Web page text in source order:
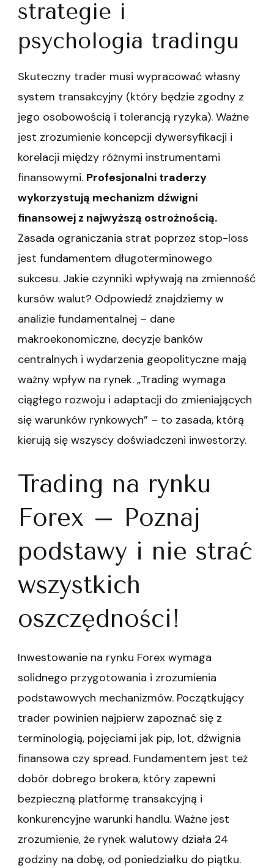
strategie i
psychologia tradingu
Skuteczny trader musi wypracować własny
system transakcyjny (który będzie zgodny z
jego osobowością i tolerancją ryzyka). Ważne
jest zrozumienie koncepcji dywersyfikacji i
korelacji między różnymi instrumentami
finansowymi. Profesjonalni traderzy
wykorzystują mechanizm dźwigni
finansowej z najwyższą ostrożnością.
Zasada ograniczania strat poprzez stop-loss
jest fundamentem długoterminowego
sukcesu. Jakie czynniki wpływają na zmienność
kursów walut? Odpowiedź znajdziemy w
analizie fundamentalnej – dane
makroekonomiczne, decyzje banków
centralnych i wydarzenia geopolityczne mają
ważny wpływ na rynek. „Trading wymaga
ciągłego rozwoju i adaptacji do zmieniających
się warunków rynkowych” – to zasada, którą
kierują się wszyscy doświadczeni inwestorzy.
Trading na rynku
Forex – Poznaj
podstawy i nie strać
wszystkich
oszczędności!
Inwestowanie na rynku Forex wymaga
solidnego przygotowania i zrozumienia
podstawowych mechanizmów. Początkujący
trader powinien najpierw zapoznać się z
terminologią, pojęciami jak pip, lot, dźwignia
finansowa czy spread. Fundamentem jest też
dobór dobrego brokera, który zapewni
bezpieczną platformę transakcyjną i
konkurencyjne warunki handlu. Ważne jest
zrozumienie, że rynek walutowy działa 24
godziny na dobę, od poniedziałku do piątku.